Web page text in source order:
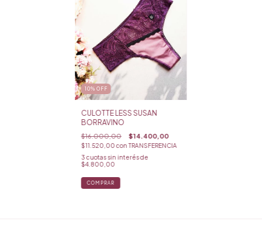
10% OFF
CULOTTE LESS SUSAN
BORRAVINO
$16.000,00 $14.400,00
$11.520,00con TRANSFERENCIA
3 cuotas sin interés de
$4.800,00
COMPRAR